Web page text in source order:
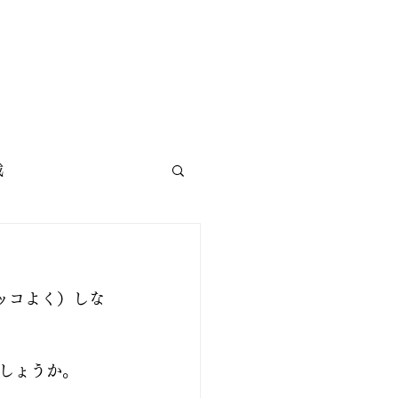
コよく）しな
ょうか。